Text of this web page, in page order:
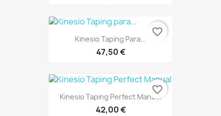
Kinesio Taping Para...
47,50 €
favorite_border
Kinesio Taping Perfect Manual
42,00 €
favorite_border